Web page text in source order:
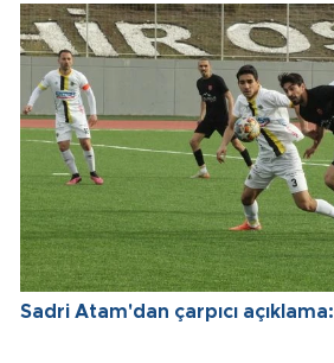
Sadri Atam'dan çarpıcı açıklama: